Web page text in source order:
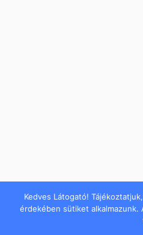
Kedves Látogató!
érdekében sütiket alkalmazunk.